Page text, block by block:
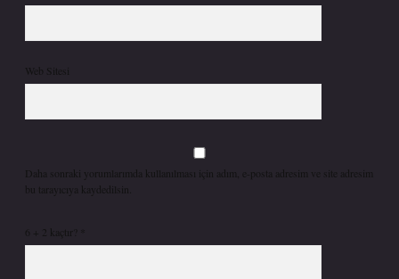
Web Sitesi
Daha sonraki yorumlarımda kullanılması için adım, e-posta adresim ve site adresim
bu tarayıcıya kaydedilsin.
6 + 2 kaçtır?